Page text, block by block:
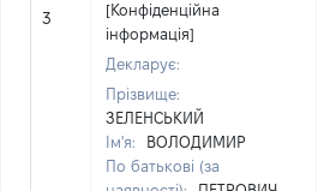
3
[Конфіденційна
інформація]
Декларує:
Прізвище:
ЗЕЛЕНСЬКИЙ
Ім'я:
ВОЛОДИМИР
По батькові (за